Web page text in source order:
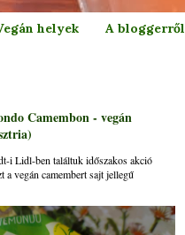
helyek A bloggerről
Camembon - vegán
i Lidl-ben találtuk időszakos akció
a vegán camembert sajt jellegű